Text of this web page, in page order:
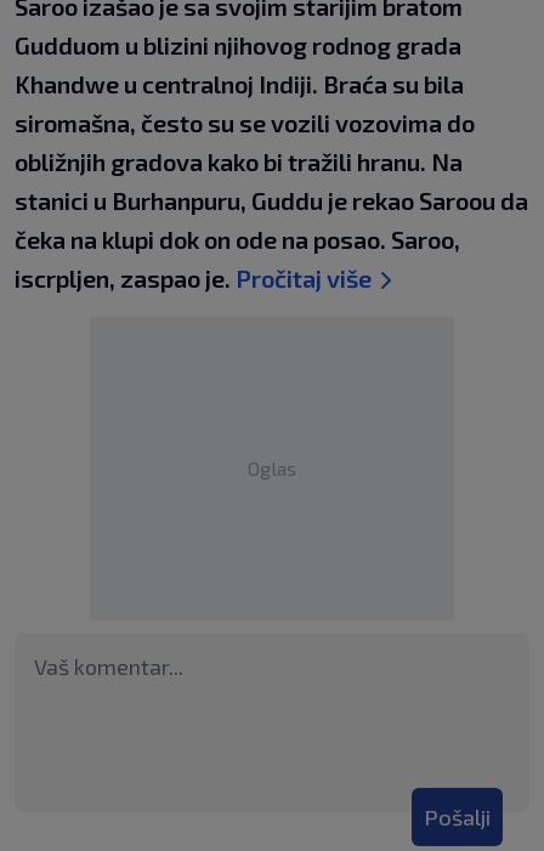
Saroo izašao je sa svojim starijim bratom
Gudduom u blizini njihovog rodnog grada
Khandwe u centralnoj Indiji. Braća su bila
siromašna, često su se vozili vozovima do
obližnjih gradova kako bi tražili hranu. Na
stanici u Burhanpuru, Guddu je rekao Saroou da
čeka na klupi dok on ode na posao. Saroo,
iscrpljen, zaspao je. Pročitaj više
Oglas
Pošalji